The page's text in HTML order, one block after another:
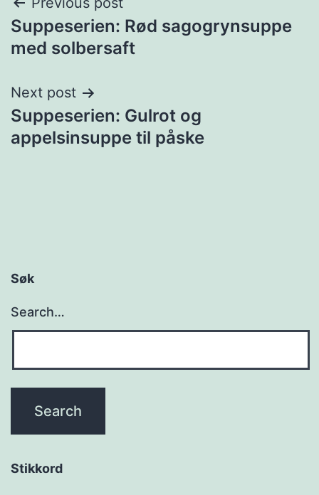
Post
navigation
Suppeserien: Rød sagogrynsuppe
med solbersaft
Next post
Suppeserien: Gulrot og
appelsinsuppe til påske
Søk
Search…
Stikkord